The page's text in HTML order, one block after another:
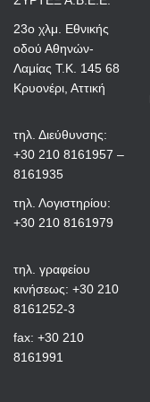
23ο χλμ. Εθνικής
οδού Αθηνών-
Λαμίας Τ.Κ. 145 68
Κρυονέρι, Αττική
τηλ. Διεύθυνσης:
+30 210 8161957 –
8161935
τηλ. Λογιστηρίου:
+30 210 8161979
τηλ. γραφείου
κινήσεως: +30 210
8161252-3
fax: +30 210
8161991